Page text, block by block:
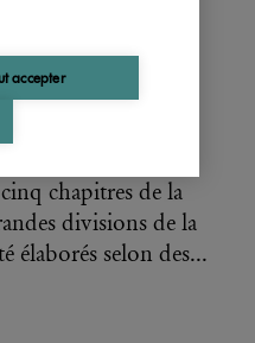
accepter
français-
chapitres de la
divisions de la
élaborés selon des...